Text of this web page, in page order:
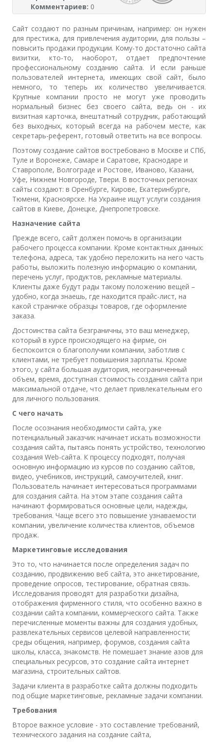
Комментариев: 0
Сайт создают по разным причинам, например: он нужен
для престижа, для привлечения аудитории, для пользы –
повысить продажи продукции. Кому-то достаточно сайта
визитки, кто-то, наоборот, отдает предпочтение
профессиональному созданию сайта. И если раньше
пользователей интернета, имеющих свой сайт, было
немного, то теперь их количество увеличивается.
Крупные компании просто не могут уже проводить
нормальный бизнес без своего сайта, ведь он - их
визитная карточка, внештатный сотрудник, работающий
без выходных, который всегда на рабочем месте, как
секретарь-референт, готовый ответить на все вопросы.
Поэтому создание сайтов востребовано в Москве и СПб,
Туле и Воронеже, Самаре и Саратове, Краснодаре и
Ставрополе, Волгограде и Ростове, Иваново, Казани,
Уфе, Нижнем Новгороде, Твери. В восточных регионах
сайты создают: в Оренбурге, Кирове, Екатеринбурге,
Тюмени, Красноярске. На Украине ищут услуги создания
сайтов в Киеве, Донецке, Днепропетровске.
Назначение сайта
Прежде всего, сайт должен помочь в организации
рабочего процесса компании. Кроме контактных данных:
телефона, адреса, так удобно переложить на него часть
работы, выложить полезную информацию о компании,
перечень услуг, продуктов, рекламные материалы.
Клиенты даже будут рады такому положению вещей –
удобно, когда знаешь, где находится прайс-лист, на
какой страничке образцы товаров, где оформление
заказа.
Достоинства сайта безграничны, это ваш менеджер,
который в курсе происходящего на фирме, он
беспокоится о благополучии компании, заботлив с
клиентами, не требует повышения зарплаты. Кроме
этого, у сайта большая аудитория, неограниченный
объем, время, доступная стоимость создания сайта при
максимальной отдаче, что делает привлекательным его
для личного пользования.
С чего начать
После осознания необходимости сайта, уже
потенциальный заказчик начинает искать возможности
создания сайта, пытаясь понять устройство, технологию
создания Web-сайта. К процессу подходят, получая
основную информацию из курсов по созданию сайтов,
видео, учебников, инструкций, самоучителей, книг.
Пользователь начинает интересоваться программами
для создания сайта. На этом этапе создания сайта
начинают формироваться основные цели, надежды,
требования. Чаще всего это повышение узнаваемости
компании, увеличение количества клиентов, объемов
продаж.
Маркетинговые исследования
Это то, что начинается после определения задач по
созданию, продвижению веб сайта, это анкетирование,
проведение опросов, тестирование, обратная связь.
Исследования проводят для разработки дизайна,
отображения фирменного стиля, что особенно важно в
создании сайта компании, коммерческого сайта. Также
перечисленные моменты важны для создания удобных,
развлекательных сервисов целевой направленности;
среды общения, например, форумов, создания сайта
школы, класса, знакомств. Не помешает знание азов для
специальных ресурсов, это создание сайта интернет
магазина, строительных сайтов.
Задачи клиента в разработке сайта должны подходить
под общие маркетинговые, рекламные задачи компании.
Требования
Второе важное условие - это составление требований,
технического задания на создание сайта,